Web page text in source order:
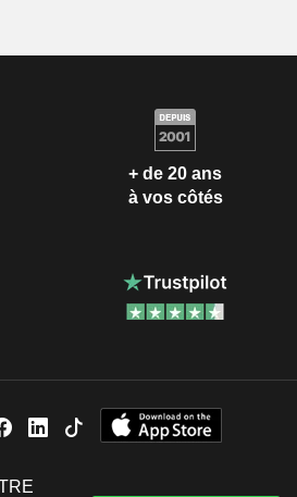
+ de 20 ans
à vos côtés